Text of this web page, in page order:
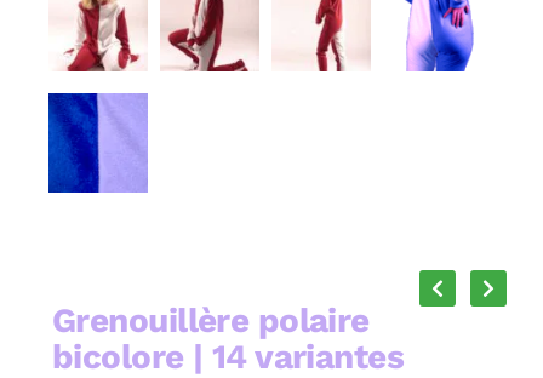
Grenouillère polaire
bicolore | 14 variantes